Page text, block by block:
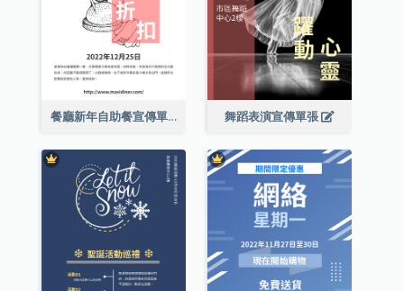
餐廳新年自助餐宣傳單張 舞蹈表演宣傳單張